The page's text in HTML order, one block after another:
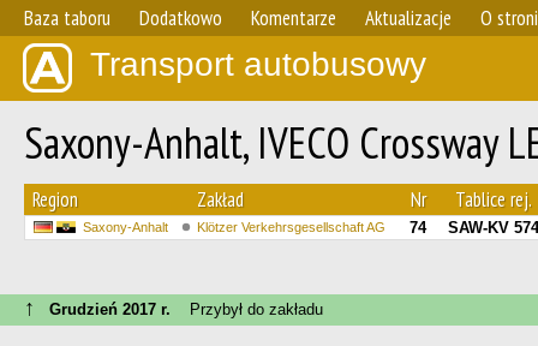
Baza taboru Dodatkowo Komentarze Aktualizacje O
Transport autobusowy
Saxony-Anhalt, IVECO Crossway
Region Zakład Nr Tablice rej.
Saxony-Anhalt Klötzer Verkehrsgesellschaft AG 74 SAW-KV 574
↑ Grudzień 2017 r. Przybył do zakładu